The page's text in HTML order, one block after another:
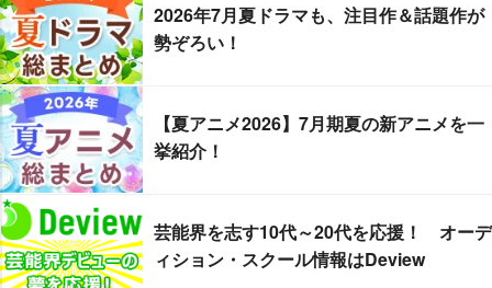
2026年7月夏ドラマも、注目作＆話題作が
勢ぞろい！
【夏アニメ2026】7月期夏の新アニメを一
挙紹介！
芸能界を志す10代～20代を応援！ オーデ
ィション・スクール情報はDeview